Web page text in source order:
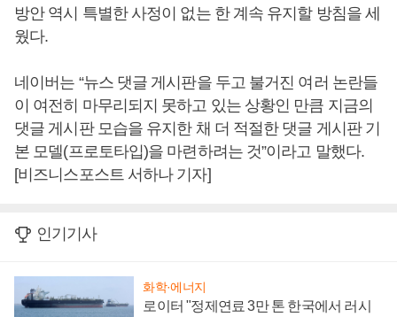
방안 역시 특별한 사정이 없는 한 계속 유지할 방침을 세
웠다.
네이버는 “뉴스 댓글 게시판을 두고 불거진 여러 논란들
이 여전히 마무리되지 못하고 있는 상황인 만큼 지금의
댓글 게시판 모습을 유지한 채 더 적절한 댓글 게시판 기
본 모델(프로토타입)을 마련하려는 것”이라고 말했다.
[비즈니스포스트 서하나 기자]
인기기사
화학·에너지
로이터 "정제연료 3만 톤 한국에서 러시